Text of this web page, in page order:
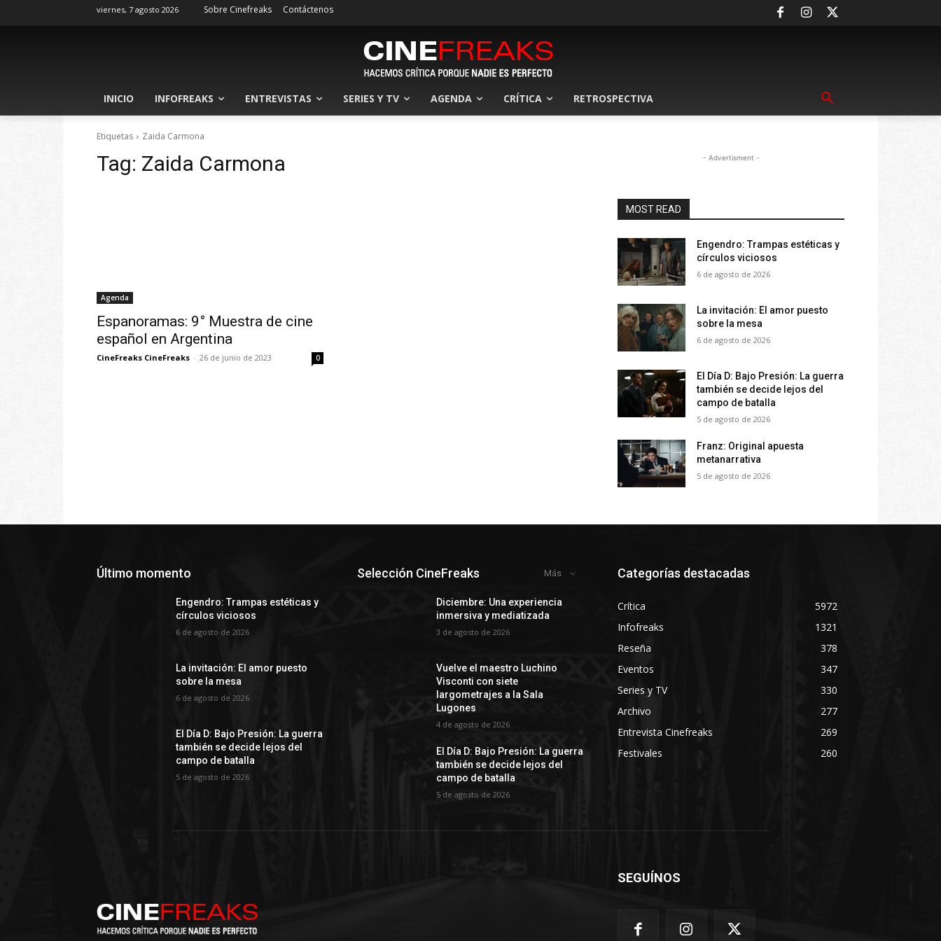
viernes, 7 agosto 2026 Sobre Cinefreaks Contáctenos
INICIO INFOFREAKS ENTREVISTAS SERIES Y TV AGENDA CRÍTICA RETROSPECTIVA
Etiquetas Zaida Carmona
Tag: Zaida Carmona
Agenda
Espanoramas: 9° Muestra de cine
español en Argentina
CineFreaks CineFreaks - 26 de junio de 2023 0
- Advertisment -
MOST READ
Engendro: Trampas estéticas y
círculos viciosos
6 de agosto de 2026
La invitación: El amor puesto
sobre la mesa
6 de agosto de 2026
El Día D: Bajo Presión: La guerra
también se decide lejos del
campo de batalla
5 de agosto de 2026
Franz: Original apuesta
metanarrativa
5 de agosto de 2026
Último momento
Engendro: Trampas estéticas y
círculos viciosos
6 de agosto de 2026
La invitación: El amor puesto
sobre la mesa
6 de agosto de 2026
El Día D: Bajo Presión: La guerra
también se decide lejos del
campo de batalla
5 de agosto de 2026
Selección CineFreaks Más
Diciembre: Una experiencia
inmersiva y mediatizada
3 de agosto de 2026
Vuelve el maestro Luchino
Visconti con siete
largometrajes a la Sala
Lugones
4 de agosto de 2026
El Día D: Bajo Presión: La guerra
también se decide lejos del
campo de batalla
5 de agosto de 2026
Categorías destacadas
Crítica
5972
Infofreaks
1321
Reseña
378
Eventos
347
Series y TV
330
Archivo
277
Entrevista Cinefreaks
269
Festivales
260
SEGUÍNOS